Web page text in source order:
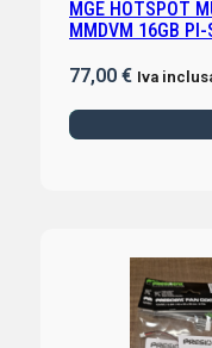
MGE HOTSPOT
MMDVM 16GB PI-
77,00 € Iva